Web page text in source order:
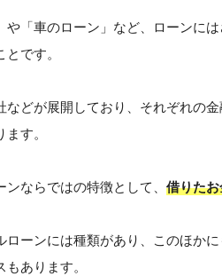
や「車のローン」など、ローンに
です。
などが展開しており、それぞれの
す。
ならではの特徴として、 借りた
ローンには種類があり、このほか
あります。